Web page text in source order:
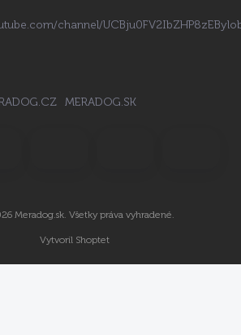
channel/
MERADOG.SK
Vytvoril Shoptet
Meradog.sk. Všetky práva vyhradené.